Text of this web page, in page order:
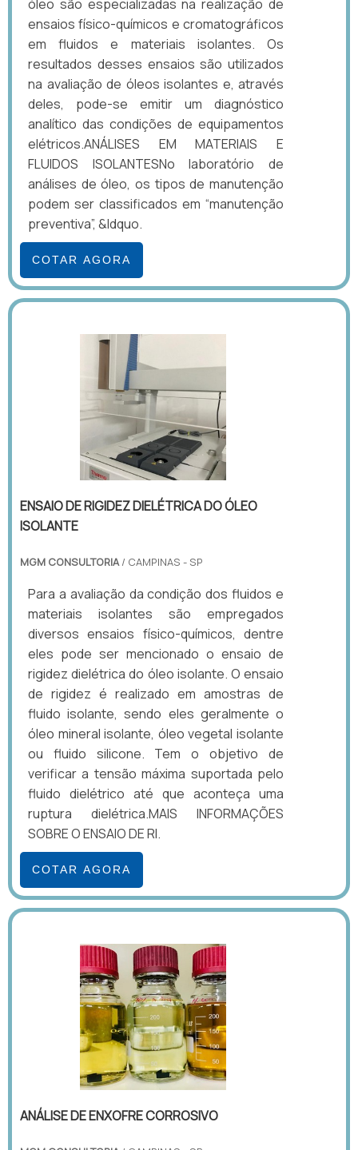
óleo são especializadas na realização de
ensaios físico-químicos e cromatográficos
em fluidos e materiais isolantes. Os
resultados desses ensaios são utilizados
na avaliação de óleos isolantes e, através
deles, pode-se emitir um diagnóstico
analítico das condições de equipamentos
elétricos.ANÁLISES EM MATERIAIS E
FLUIDOS ISOLANTESNo laboratório de
análises de óleo, os tipos de manutenção
podem ser classificados em “manutenção
preventiva”, &ldquo.
COTAR AGORA
ENSAIO DE RIGIDEZ DIELÉTRICA DO ÓLEO
ISOLANTE
MGM CONSULTORIA/ CAMPINAS - SP
Para a avaliação da condição dos fluidos e
materiais isolantes são empregados
diversos ensaios físico-químicos, dentre
eles pode ser mencionado o ensaio de
rigidez dielétrica do óleo isolante. O ensaio
de rigidez é realizado em amostras de
fluido isolante, sendo eles geralmente o
óleo mineral isolante, óleo vegetal isolante
ou fluido silicone. Tem o objetivo de
verificar a tensão máxima suportada pelo
fluido dielétrico até que aconteça uma
ruptura dielétrica.MAIS INFORMAÇÕES
SOBRE O ENSAIO DE RI.
COTAR AGORA
ANÁLISE DE ENXOFRE CORROSIVO